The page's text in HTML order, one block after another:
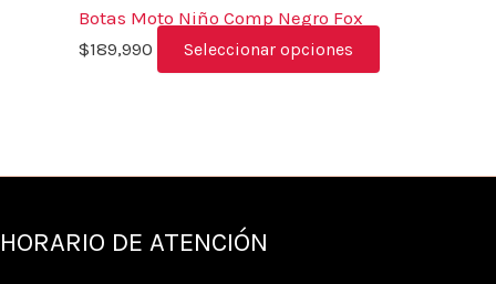
Botas Moto Niño Comp Negro Fox
$189,990 Seleccionar opciones
HORARIO DE ATENCIÓN